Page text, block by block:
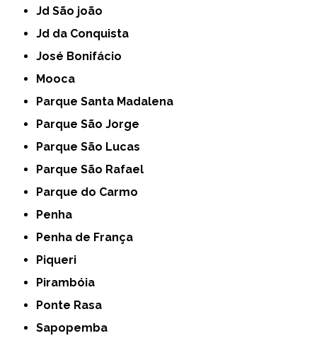
Jd São joão
Jd da Conquista
José Bonifácio
Mooca
Parque Santa Madalena
Parque São Jorge
Parque São Lucas
Parque São Rafael
Parque do Carmo
Penha
Penha de França
Piqueri
Pirambóia
Ponte Rasa
Sapopemba